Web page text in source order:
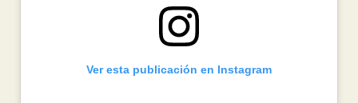
Ver esta publicación en Instagram